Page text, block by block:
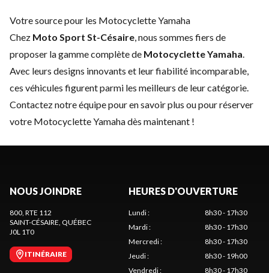
Votre source pour les Motocyclette Yamaha
Chez Moto Sport St-Césaire, nous sommes fiers de
proposer la gamme complète de Motocyclette Yamaha.
Avec leurs designs innovants et leur fiabilité incomparable,
ces véhicules figurent parmi les meilleurs de leur catégorie.
Contactez notre équipepour en savoir plus ou pour réserver
votre Motocyclette Yamaha dès maintenant !
NOUS JOINDRE
800, RTE 112
SAINT-CÉSAIRE, QUÉBEC
J0L 1T0
ITINÉRAIRE
HEURES D'OUVERTURE
Lundi:
8h30 - 17h30
Mardi:
8h30 - 17h30
Mercredi:
8h30 - 17h30
Jeudi:
8h30 - 19h00
Vendredi: 8h30 - 17h30